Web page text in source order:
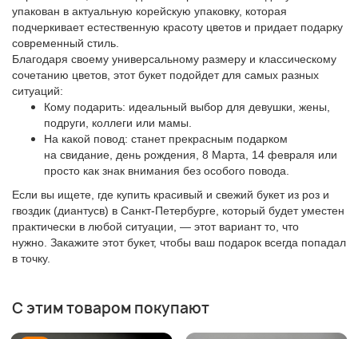
упакован в актуальную корейскую упаковку, которая
подчеркивает естественную красоту цветов и придает подарку
современный стиль.
Благодаря своему универсальному размеру и классическому
сочетанию цветов, этот букет подойдет для самых разных
ситуаций:
Кому подарить: идеальный выбор для девушки, жены,
подруги, коллеги или мамы.
На какой повод: станет прекрасным подарком
на свидание, день рождения, 8 Марта, 14 февраля или
просто как знак внимания без особого повода.
Если вы ищете, где купить красивый и свежий букет из роз и
гвоздик (диантусв) в Санкт-Петербурге, который будет уместен
практически в любой ситуации, — этот вариант то, что
нужно. Закажите этот букет, чтобы ваш подарок всегда попадал
в точку.
С этим товаром покупают